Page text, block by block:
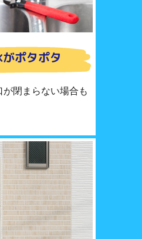
がポタポタ
が閉まらない場合も